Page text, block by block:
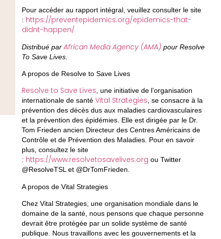
Pour accéder au rapport intégral, veuillez consulter le site
: https://preventepidemics.org/epidemics-that-
didnt-happen/
Distribué par African Media Agency (AMA) pour Resolve
To Save Lives.
A propos de Resolve to Save Lives
Resolve to Save Lives, une initiative de l’organisation
internationale de santé Vital Strategies, se consacre à la
prévention des décès dus aux maladies cardiovasculaires
et la prévention des épidémies. Elle est dirigée par le Dr.
Tom Frieden ancien Directeur des Centres Américains de
Contrôle et de Prévention des Maladies. Pour en savoir
plus, consultez le site
: https://www.resolvetosavelives.org ou Twitter
@ResolveTSL et @DrTomFrieden.
A propos de Vital Strategies
Chez Vital Strategies, une organisation mondiale dans le
domaine de la santé, nous pensons que chaque personne
devrait être protégée par un solide système de santé
publique. Nous travaillons avec les gouvernements et la